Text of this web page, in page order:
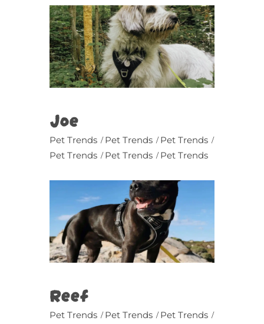
Joe
Pet Trends Pet Trends
Pet Trends
Pet Trends
Pet Trends Pet Trends
Reef
Pet Trends Pet Trends
Pet Trends